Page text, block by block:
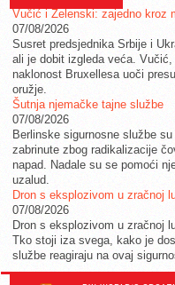
Vučić i Zelenski: zajedno kroz
07/08/2026
Susret predsjednika Srbije i
ali je dobit izgleda veća.
naklonost Bruxellesa uoči
oružje.
Šutnja njemačke tajne službe
07/08/2026
Berlinske sigurnosne službe
zabrinute zbog radikalizacije
napad. Nadale su se pomoći
uzalud.
Dron s eksplozivom u zračnoj
07/08/2026
Dron s eksplozivom u zračnoj
Tko stoji iza svega, kako je
službe reagiraju na ovaj